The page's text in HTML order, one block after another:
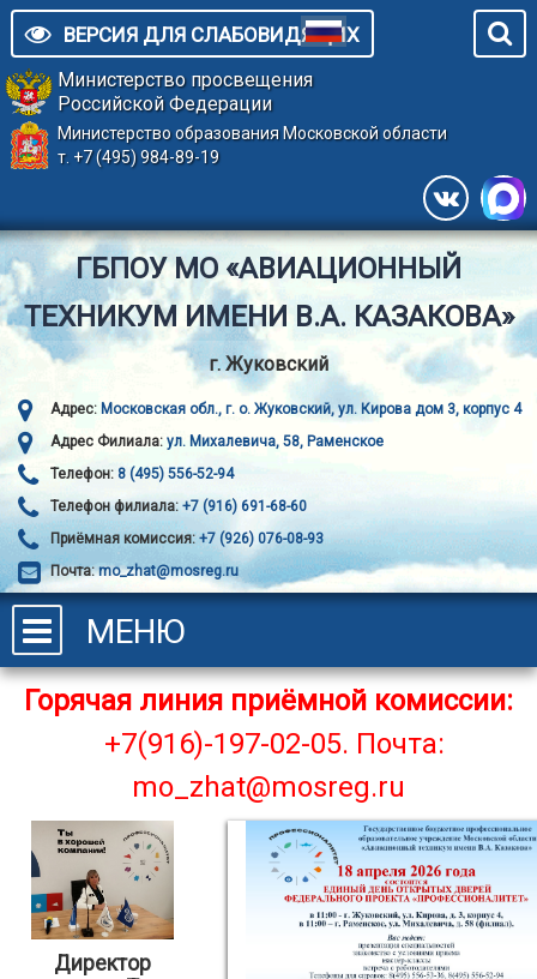
ВЕРСИЯ ДЛЯ СЛАБОВИДЯЩИХ
Министерство просвещения
Российской Федерации
Министерство образования Московской области
т. +7 (495) 984-89-19
ГБПОУ МО «АВИАЦИОННЫЙ
ТЕХНИКУМ ИМЕНИ В.А. КАЗАКОВА»
г. Жуковский
Адрес: Московская обл., г. о. Жуковский, ул. Кирова дом 3, корпус 4
Адрес Филиала: ул. Михалевича, 58, Раменское
Телефон: 8 (495) 556-52-94
Телефон филиала:+7 (916) 691-68-60
Приёмная комиссия: +7 (926) 076-08-93
Почта:mo_zhat@mosreg.ru
МЕНЮ
Горячая линия приёмной комиссии:
+7(916)-197-02-05. Почта:
mo_zhat@mosreg.ru
Директор